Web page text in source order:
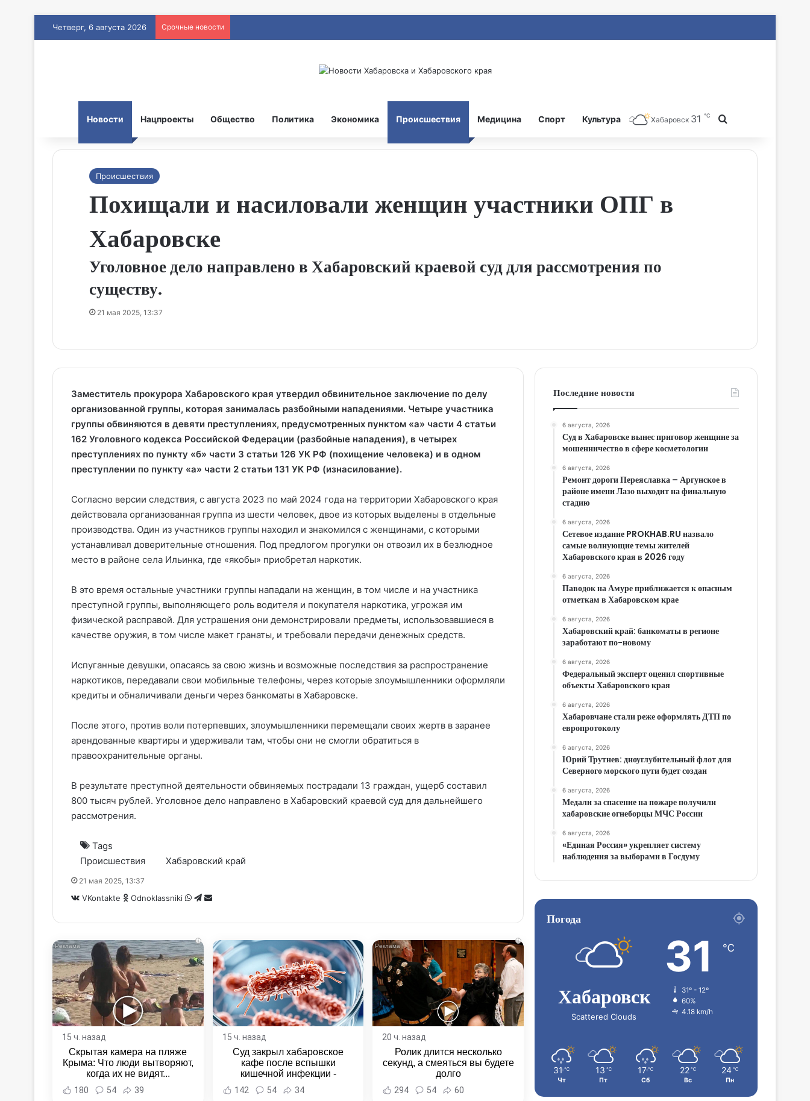
Четверг, 6 августа 2026 Срочные новости
Новости Нацпроекты Общество Политика Экономика Происшествия Медицина Спорт Культура Хабаровск 31 ℃
Происшествия
Похищали и насиловали женщин участники ОПГ в
Хабаровске
Уголовное дело направлено в Хабаровский краевой суд для рассмотрения по
существу.
21 мая 2025, 13:37
Заместитель прокурора Хабаровского края утвердил обвинительное заключение по делу
организованной группы, которая занималась разбойными нападениями. Четыре участника
группы обвиняются в девяти преступлениях, предусмотренных пунктом «а» части 4 статьи
162 Уголовного кодекса Российской Федерации (разбойные нападения), в четырех
преступлениях по пункту «б» части 3 статьи 126 УК РФ (похищение человека) и в одном
преступлении по пункту «а» части 2 статьи 131 УК РФ (изнасилование).
Согласно версии следствия, с августа 2023 по май 2024 года на территории Хабаровского края
действовала организованная группа из шести человек, двое из которых выделены в отдельные
производства. Один из участников группы находил и знакомился с женщинами, с которыми
устанавливал доверительные отношения. Под предлогом прогулки он отвозил их в безлюдное
место в районе села Ильинка, где «якобы» приобретал наркотик.
В это время остальные участники группы нападали на женщин, в том числе и на участника
преступной группы, выполняющего роль водителя и покупателя наркотика, угрожая им
физической расправой. Для устрашения они демонстрировали предметы, использовавшиеся в
качестве оружия, в том числе макет гранаты, и требовали передачи денежных средств.
Испуганные девушки, опасаясь за свою жизнь и возможные последствия за распространение
наркотиков, передавали свои мобильные телефоны, через которые злоумышленники оформляли
кредиты и обналичивали деньги через банкоматы в Хабаровске.
После этого, против воли потерпевших, злоумышленники перемещали своих жертв в заранее
арендованные квартиры и удерживали там, чтобы они не смогли обратиться в
правоохранительные органы.
В результате преступной деятельности обвиняемых пострадали 13 граждан, ущерб составил
800 тысяч рублей. Уголовное дело направлено в Хабаровский краевой суд для дальнейшего
рассмотрения.
Tags
Происшествия
Хабаровский край
21 мая 2025, 13:37
VKontakte Odnoklassniki WhatsApp
Telegram
Share
Email
i
15 ч. назад
Скрытая камера на пляже
Крыма: Что люди вытворяют,
когда их не видят...
180 54 39
15 ч. назад
Суд закрыл хабаровское
кафе после вспышки
кишечной инфекции -
Новости Хабаровска и
Хабаровского края
142 54 34
i
20 ч. назад
Ролик длится несколько
секунд, а смеяться вы будете
долго
294 54 60
Последние новости
6 августа, 2026
Суд в Хабаровске вынес приговор женщине за
мошенничество в сфере косметологии
6 августа, 2026
Ремонт дороги Переяславка – Аргунское в
районе имени Лазо выходит на финальную
стадию
6 августа, 2026
Сетевое издание PROKHAB.RU назвало
самые волнующие темы жителей
Хабаровского края в 2026 году
6 августа, 2026
Паводок на Амуре приближается к опасным
отметкам в Хабаровском крае
6 августа, 2026
Хабаровский край: банкоматы в регионе
заработают по-новому
6 августа, 2026
Федеральный эксперт оценил спортивные
объекты Хабаровского края
6 августа, 2026
Хабаровчане стали реже оформлять ДТП по
европротоколу
6 августа, 2026
Юрий Трутнев: дноуглубительный флот для
Северного морского пути будет создан
6 августа, 2026
Медали за спасение на пожаре получили
хабаровские огнеборцы МЧС России
6 августа, 2026
«Единая Россия» укрепляет систему
наблюдения за выборами в Госдуму
Погода
Хабаровск
Scattered Clouds
31 ℃
31º - 12º
60%
4.18 km/h
31 ℃
Чт
13 ℃
Пт
17 ℃
Сб
22 ℃
Вс
24 ℃
Пн